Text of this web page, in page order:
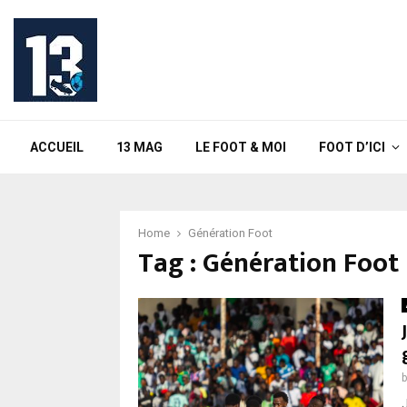
ACCUEIL 13 MAG LE FOOT & MOI FOOT D’ICI
Home Génération Foot
Tag : Génération Foot